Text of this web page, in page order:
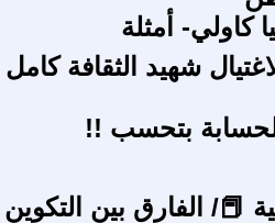
كاولي- أمثلة
شهيد الثقافة كامل
📕/ الفارق بين التكوين